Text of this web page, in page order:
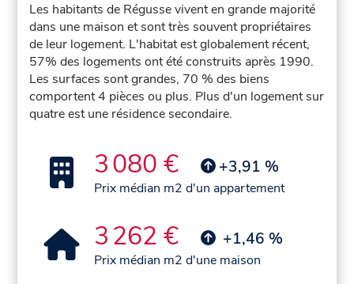
Les habitants de Régusse vivent en grande majorité
dans une maison et sont très souvent propriétaires
de leur logement. L'habitat est globalement récent,
57% des logements ont été construits après 1990.
Les surfaces sont grandes, 70 % des biens
comportent 4 pièces ou plus. Plus d'un logement sur
quatre est une résidence secondaire.
3 080 € +3,91 %
Prix médian m2 d'un appartement
3 262 € +1,46 %
Prix médian m2 d'une maison